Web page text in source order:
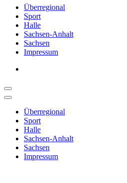
Überregional
Sport
Halle
Sachsen-Anhalt
Sachsen
Impressum
Überregional
Sport
Halle
Sachsen-Anhalt
Sachsen
Impressum